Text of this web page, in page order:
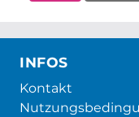
INFOS
Kontakt